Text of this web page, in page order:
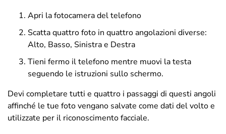
Apri la fotocamera del telefono
Scatta quattro foto in quattro angolazioni diverse:
Alto, Basso, Sinistra e Destra
Tieni fermo il telefono mentre muovi la testa
seguendo le istruzioni sullo schermo.
Devi completare tutti e quattro i passaggi di questi angoli
affinché le tue foto vengano salvate come dati del volto e
utilizzate per il riconoscimento facciale.